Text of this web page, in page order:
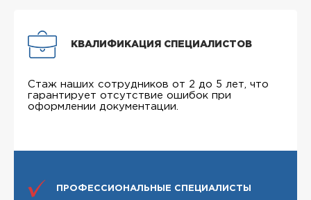
КВАЛИФИКАЦИЯ СПЕЦИАЛИСТОВ
Стаж наших сотрудников от 2 до 5 лет, что
гарантирует отсутствие ошибок при
оформлении документации.
ПРОФЕССИОНАЛЬНЫЕ СПЕЦИАЛИСТЫ